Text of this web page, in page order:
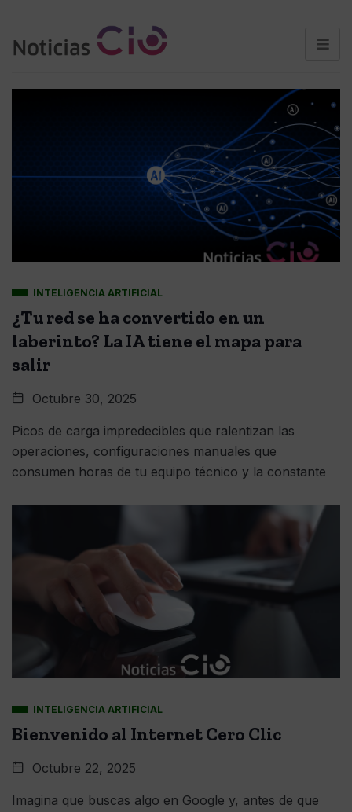
INTELIGENCIA ARTIFICIAL
¿Tu red se ha convertido en un
laberinto? La IA tiene el mapa para
salir
Octubre 30, 2025
Picos de carga impredecibles que ralentizan las
operaciones, configuraciones manuales que
consumen horas de tu equipo técnico y la constante
INTELIGENCIA ARTIFICIAL
Bienvenido al Internet Cero Clic
Octubre 22, 2025
Imagina que buscas algo en Google y, antes de que